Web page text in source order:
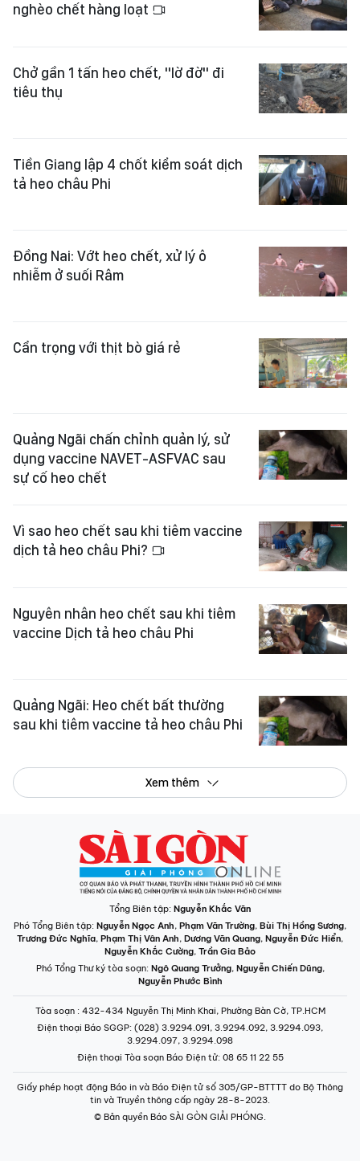
nghèo chết hàng loạt
Chở gần 1 tấn heo chết, "lờ đờ" đi
tiêu thụ
Tiền Giang lập 4 chốt kiểm soát dịch
tả heo châu Phi
Đồng Nai: Vớt heo chết, xử lý ô
nhiễm ở suối Râm
Cẩn trọng với thịt bò giá rẻ
Quảng Ngãi chấn chỉnh quản lý, sử
dụng vaccine NAVET-ASFVAC sau
sự cố heo chết
Vì sao heo chết sau khi tiêm vaccine
dịch tả heo châu Phi?
Nguyên nhân heo chết sau khi tiêm
vaccine Dịch tả heo châu Phi
Quảng Ngãi: Heo chết bất thường
sau khi tiêm vaccine tả heo châu Phi
Xem thêm
Tổng Biên tập: Nguyễn Khắc Văn
Phó Tổng Biên tập: Nguyễn Ngọc Anh, Phạm Văn Trường, Bùi Thị Hồng Sương,
Trương Đức Nghĩa, Phạm Thị Vân Anh, Dương Văn Quang, Nguyễn Đức Hiển,
Nguyễn Khắc Cường, Trần Gia Bảo
Phó Tổng Thư ký tòa soạn: Ngô Quang Trưởng, Nguyễn Chiến Dũng,
Nguyễn Phước Bình
Tòa soạn : 432-434 Nguyễn Thị Minh Khai, Phường Bàn Cờ, TP.HCM
Điện thoại Báo SGGP: (028) 3.9294.091, 3.9294.092, 3.9294.093,
3.9294.097, 3.9294.098
Điện thoại Tòa soạn Báo Điện tử: 08 65 11 22 55
Giấy phép hoạt động Báo in và Báo Điện tử số 305/GP-BTTTT do Bộ Thông
tin và Truyền thông cấp ngày 28-8-2023.
© Bản quyền Báo SÀI GÒN GIẢI PHÓNG.